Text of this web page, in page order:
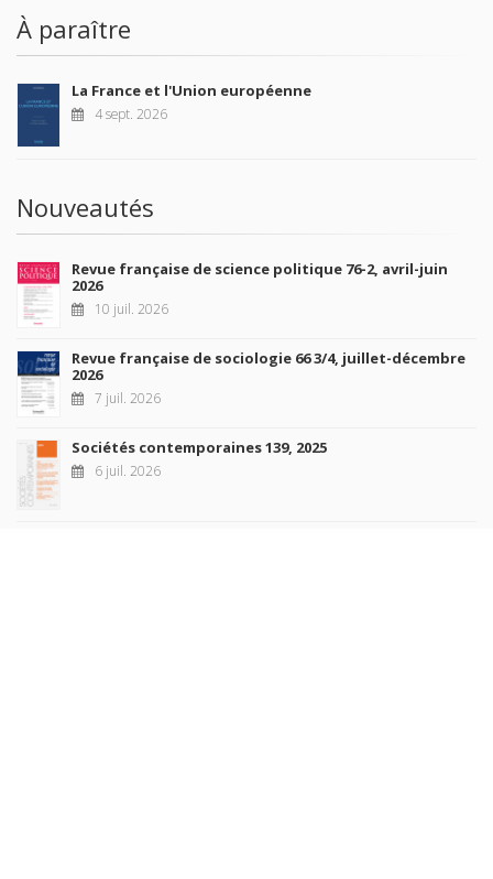
À paraître
La France et l'Union européenne
4 sept. 2026
Nouveautés
Revue française de science politique 76-2, avril-juin
2026
10 juil. 2026
Revue française de sociologie 66 3/4, juillet-décembre
2026
7 juil. 2026
Sociétés contemporaines 139, 2025
6 juil. 2026